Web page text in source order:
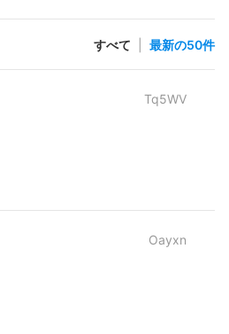
すべて 最新の50件
Tq5WV
Oayxn